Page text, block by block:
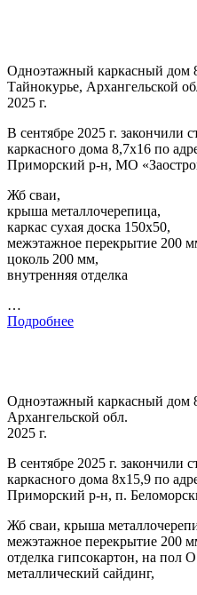
Одноэтажный каркасный
Тайнокурье, Архангельской
2025 г.
В сентябре 2025 г. закончили
каркасного дома 8,7х16 по
Приморский р-н, МО
Жб сваи,
крыша металлочерепица,
каркас сухая доска 150х50,
межэтажное перекрытие 200
цоколь 200 мм,
внутренняя отделка
…
Подробнее
Одноэтажный каркасный дом
Архангельской обл.
2025 г.
В сентябре 2025 г. закончили
каркасного дома 8х15,9 по
Приморский р-н, п.
Жб сваи, крыша
межэтажное перекрытие 200
отделка гипсокартон, на пол
металлический сайдинг,